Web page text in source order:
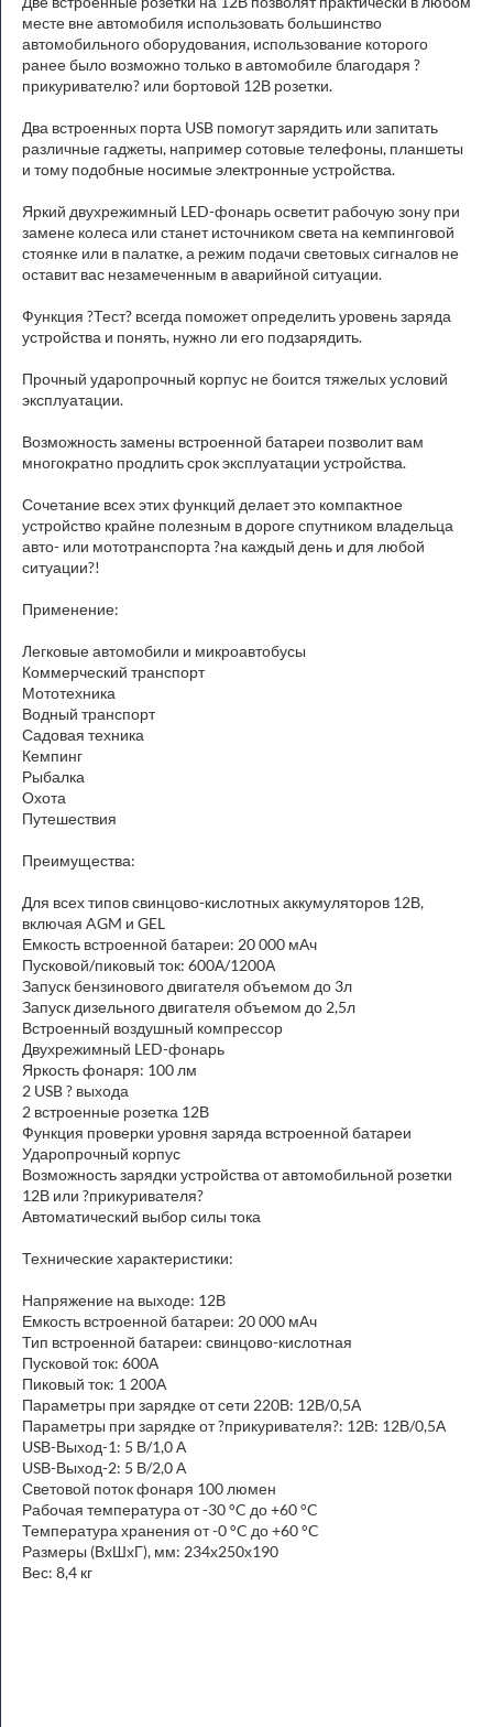
месте вне автомобиля использовать большинство
автомобильного оборудования, использование которого
ранее было возможно только в автомобиле благодаря ?
прикуривателю? или бортовой 12В розетки.
Два встроенных порта USB помогут зарядить или запитать
различные гаджеты, например сотовые телефоны, планшеты
и тому подобные носимые электронные устройства.
Яркий двухрежимный LED-фонарь осветит рабочую зону при
замене колеса или станет источником света на кемпинговой
стоянке или в палатке, а режим подачи световых сигналов не
оставит вас незамеченным в аварийной ситуации.
Функция ?Тест? всегда поможет определить уровень заряда
устройства и понять, нужно ли его подзарядить.
Прочный ударопрочный корпус не боится тяжелых условий
эксплуатации.
Возможность замены встроенной батареи позволит вам
многократно продлить срок эксплуатации устройства.
Сочетание всех этих функций делает это компактное
устройство крайне полезным в дороге спутником владельца
авто- или мототранспорта ?на каждый день и для любой
ситуации?!
Применение:
Легковые автомобили и микроавтобусы
Коммерческий транспорт
Мототехника
Водный транспорт
Садовая техника
Кемпинг
Рыбалка
Охота
Путешествия
Преимущества:
Для всех типов свинцово-кислотных аккумуляторов 12В,
включая AGM и GEL
Емкость встроенной батареи: 20 000 мАч
Пусковой/пиковый ток: 600А/1200А
Запуск бензинового двигателя объемом до 3л
Запуск дизельного двигателя объемом до 2,5л
Встроенный воздушный компрессор
Двухрежимный LED-фонарь
Яркость фонаря: 100 лм
2 USB ? выхода
2 встроенные розетка 12В
Функция проверки уровня заряда встроенной батареи
Ударопрочный корпус
Возможность зарядки устройства от автомобильной розетки
12В или ?прикуривателя?
Автоматический выбор силы тока
Технические характеристики:
Напряжение на выходе: 12В
Емкость встроенной батареи: 20 000 мАч
Тип встроенной батареи: свинцово-кислотная
Пусковой ток: 600А
Пиковый ток: 1 200А
Параметры при зарядке от сети 220В: 12В/0,5А
Параметры при зарядке от ?прикуривателя?: 12В: 12В/0,5А
USВ-Выход-1: 5 В/1,0 А
USВ-Выход-2: 5 В/2,0 А
Световой поток фонаря 100 люмен
Рабочая температура от -30 °C до +60 °C
Температура хранения от -0 °C до +60 °C
Размеры (ВхШхГ), мм: 234х250х190
Вес: 8,4 кг